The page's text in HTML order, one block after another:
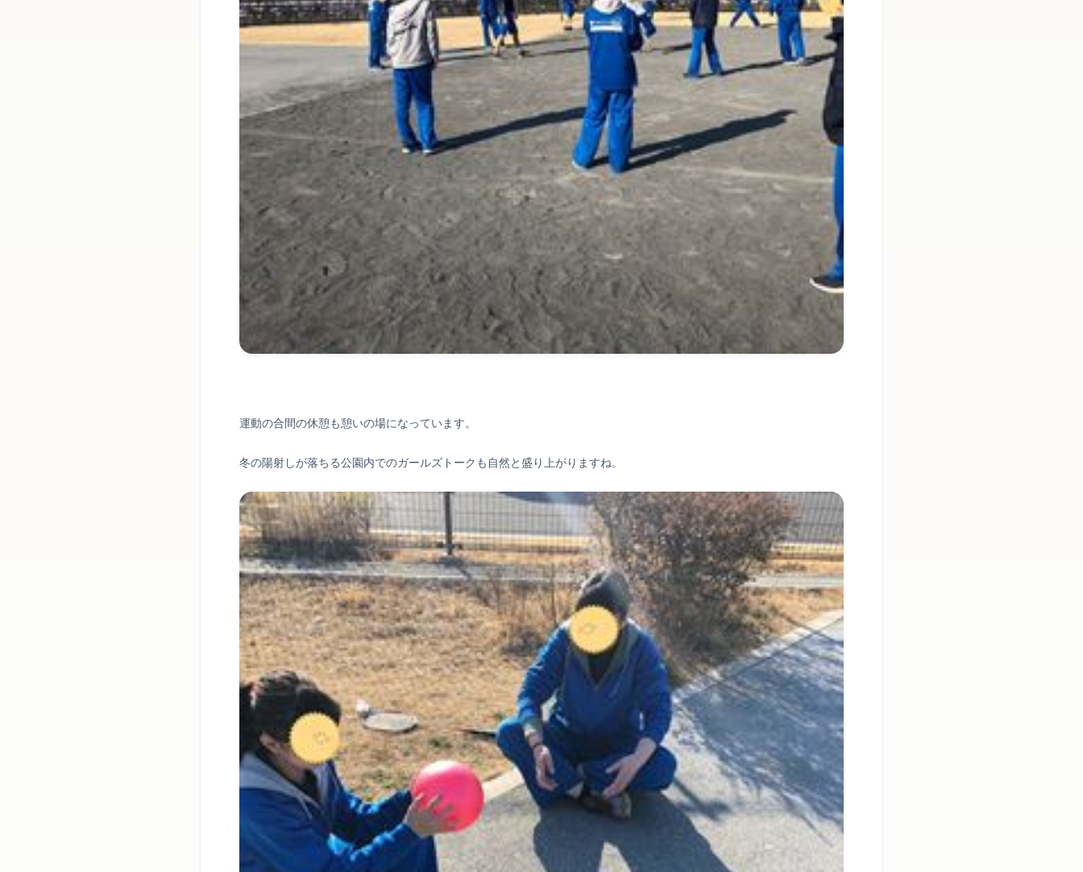
運動の合間の休憩も憩いの場になっています。
冬の陽射しが落ちる公園内でのガールズトークも自然と盛り上がりますね。